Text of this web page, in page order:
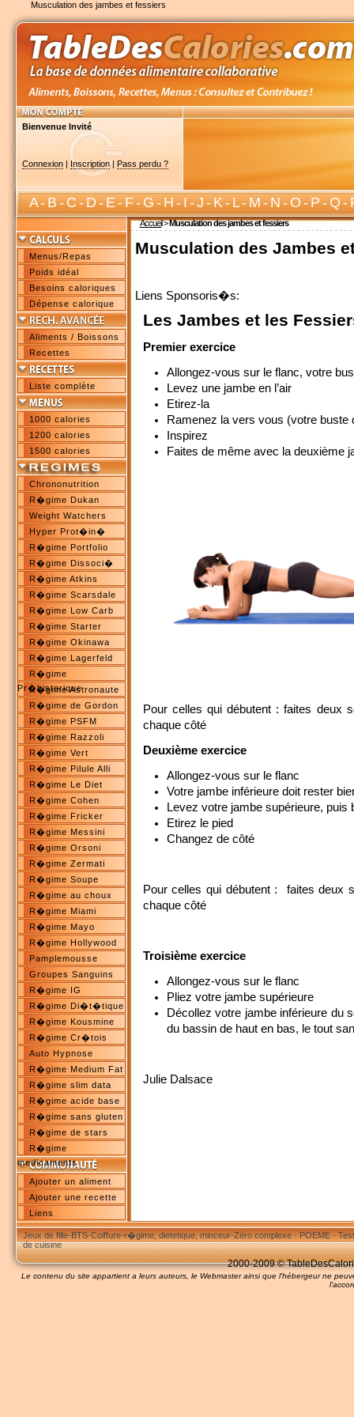
Musculation des jambes et fessiers
Bienvenue Invité
Connexion| Inscription| Pass perdu ?
A-B-C-D-E-F-G-H-I-J-K-L-M-N-O-P-Q-
Accueil>Musculation des jambes et fessiers
Menus/Repas
Poids idéal
Besoins caloriques
Dépense calorique
Aliments / Boissons
Recettes
Liste complète
1000 calories
1200 calories
1500 calories
Chrononutrition
R�gime Dukan
Weight Watchers
Hyper Prot�in�
R�gime Portfolio
R�gime Dissoci�
R�gime Atkins
R�gime Scarsdale
R�gime Low Carb
R�gime Starter
R�gime Okinawa
R�gime Lagerfeld
R�gime
Pr�historique
R�gime Astronaute
R�gime de Gordon
R�gime PSFM
R�gime Razzoli
R�gime Vert
R�gime Pilule Alli
R�gime Le Diet
R�gime Cohen
R�gime Fricker
R�gime Messini
R�gime Orsoni
R�gime Zermati
R�gime Soupe
R�gime au choux
R�gime Miami
R�gime Mayo
R�gime Hollywood
Pamplemousse
Groupes Sanguins
R�gime IG
R�gime Di�t�tique
R�gime Kousmine
R�gime Cr�tois
Auto Hypnose
R�gime Medium Fat
R�gime slim data
R�gime acide base
R�gime sans gluten
R�gime de stars
R�gime
medicaments
Ajouter un aliment
Ajouter une recette
Liens
Musculation des Jambes
Liens Sponsoris�s:
Les Jambes et les
Premier exercice
Allongez-vous sur le flanc, votre
Levez une jambe en l’air
Etirez-la
Ramenez la vers vous (votre buste
Inspirez
Faites de même avec la deuxième
Pour celles qui débutent : faites deux
chaque côté
Deuxième exercice
Allongez-vous sur le flanc
Votre jambe inférieure doit rester
Levez votre jambe supérieure, puis
Etirez le pied
Changez de côté
Pour celles qui débutent : faites deux
chaque côté
Troisième exercice
Allongez-vous sur le flanc
Pliez votre jambe supérieure
Décollez votre jambe inférieure du
du bassin de haut en bas, le tout
Julie Dalsace
Jeux de fille-BTS-Coiffure-r�gime, dietetique, minceur-Zéro complexe-POEME-
de cuisine
2000-2009 ©
Le contenu du site appartient a leurs auteurs, le Webmaster ainsi que l'hébergeur ne